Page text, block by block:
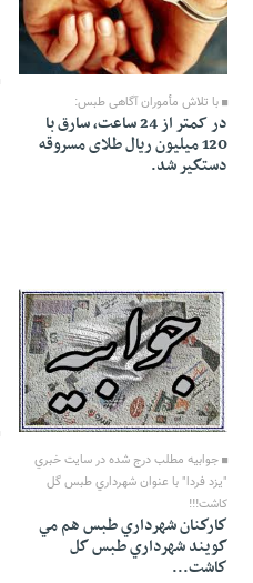
23 Farvardin 1391 - 13:09
با تلاش مأموران آگاهی طبس:
در کمتر از 24 ساعت، سارق با
120 میلیون ریال طلای مسروقه
دستگیر شد.
22 Farvardin 1391 - 12:38
جوابيه مطلب درج شده در سايت خبري
"يزد فردا" با عنوان شهرداري طبس گل
كاشت!!!
كاركنان شهرداري طبس هم مي
گويند شهرداري طبس گل
كاشت...